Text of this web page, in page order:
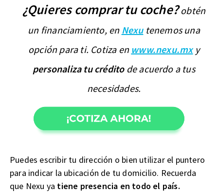
¿Quieres comprar tu coche?obtén
un financiamiento, en Nexutenemos una
opción para ti. Cotiza en www.nexu.mxy
personaliza tu créditode acuerdo a tus
necesidades.
Puedes escribir tu dirección o bien utilizar el puntero
para indicar la ubicación de tu domicilio. Recuerda
que Nexu ya tiene presencia en todo el país.